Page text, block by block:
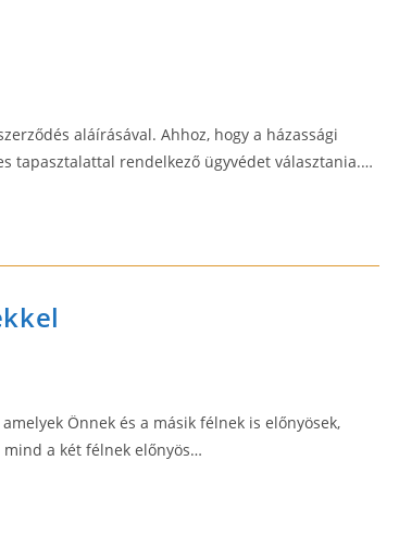
aláírásával. Ahhoz, hogy a házassági
tapasztalattal rendelkező ügyvédet választania.…
Önnek és a másik félnek is előnyösek,
mind a két félnek előnyös…